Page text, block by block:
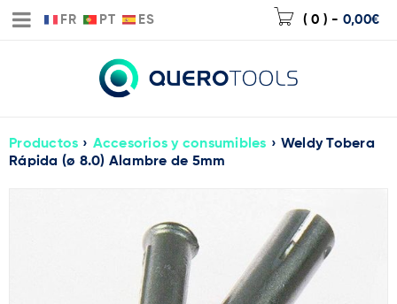
FR PT ES ( 0 ) - 0,00€
Productos › Accesorios y consumibles › Weldy Tobera
Rápida (ø 8.0) Alambre de 5mm